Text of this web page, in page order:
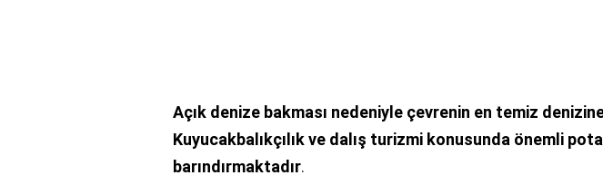
Açık denize bakması nedeniyle çevrenin en temiz
Kuyucakbalıkçılık ve dalış turizmi konusunda önemli
barındırmaktadır.